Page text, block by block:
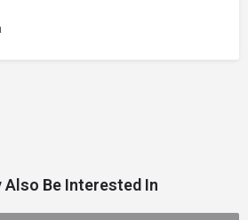
Also Be Interested In